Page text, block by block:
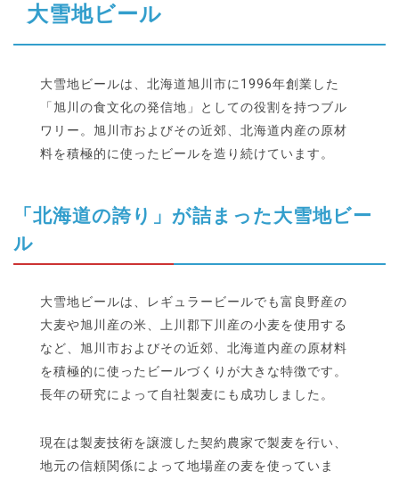
大雪地ビール
大雪地ビールは、北海道旭川市に1996年創業した
「旭川の食文化の発信地」としての役割を持つブル
ワリー。旭川市およびその近郊、北海道内産の原材
料を積極的に使ったビールを造り続けています。
「北海道の誇り」が詰まった大雪地ビー
ル
大雪地ビールは、レギュラービールでも富良野産の
大麦や旭川産の米、上川郡下川産の小麦を使用する
など、旭川市およびその近郊、北海道内産の原材料
を積極的に使ったビールづくりが大きな特徴です。
長年の研究によって自社製麦にも成功しました。
現在は製麦技術を譲渡した契約農家で製麦を行い、
地元の信頼関係によって地場産の麦を使っていま